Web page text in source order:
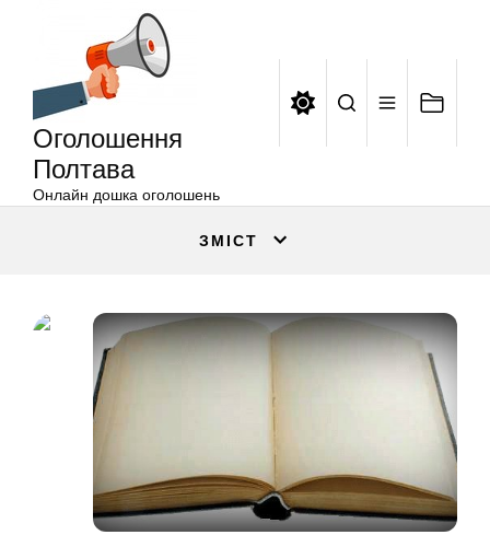
Оголошення
Полтава
Онлайн дошка оголошень
ЗМІСТ